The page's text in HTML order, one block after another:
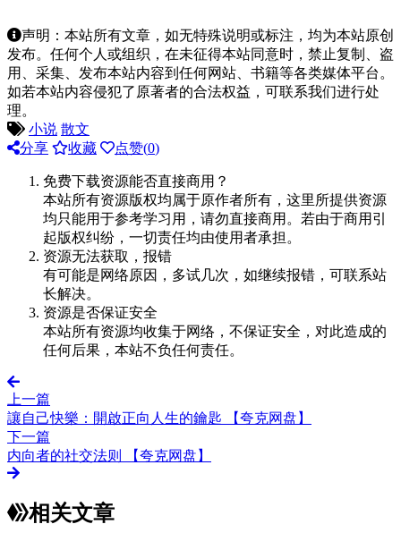
声明：本站所有文章，如无特殊说明或标注，均为本站原创
发布。任何个人或组织，在未征得本站同意时，禁止复制、盗
用、采集、发布本站内容到任何网站、书籍等各类媒体平台。
如若本站内容侵犯了原著者的合法权益，可联系我们进行处
理。
小说 散文
分享
收藏 点赞(0)
免费下载资源能否直接商用？
本站所有资源版权均属于原作者所有，这里所提供资源
均只能用于参考学习用，请勿直接商用。若由于商用引
起版权纠纷，一切责任均由使用者承担。
资源无法获取，报错
有可能是网络原因，多试几次，如继续报错，可联系站
长解决。
资源是否保证安全
本站所有资源均收集于网络，不保证安全，对此造成的
任何后果，本站不负任何责任。
上一篇
讓自己快樂：開啟正向人生的鑰匙 【夸克网盘】
下一篇
内向者的社交法则 【夸克网盘】
相关文章